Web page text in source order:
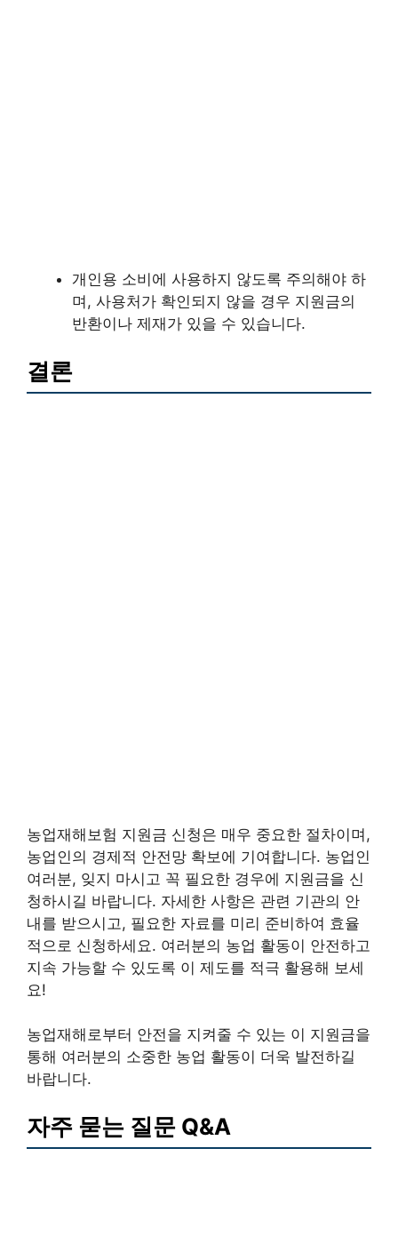
개인용 소비에 사용하지 않도록 주의해야 하
며, 사용처가 확인되지 않을 경우 지원금의
반환이나 제재가 있을 수 있습니다.
결론
농업재해보험 지원금 신청은 매우 중요한 절차이며,
농업인의 경제적 안전망 확보에 기여합니다. 농업인
여러분, 잊지 마시고 꼭 필요한 경우에 지원금을 신
청하시길 바랍니다. 자세한 사항은 관련 기관의 안
내를 받으시고, 필요한 자료를 미리 준비하여 효율
적으로 신청하세요. 여러분의 농업 활동이 안전하고
지속 가능할 수 있도록 이 제도를 적극 활용해 보세
요!
농업재해로부터 안전을 지켜줄 수 있는 이 지원금을
통해 여러분의 소중한 농업 활동이 더욱 발전하길
바랍니다.
자주 묻는 질문 Q&A